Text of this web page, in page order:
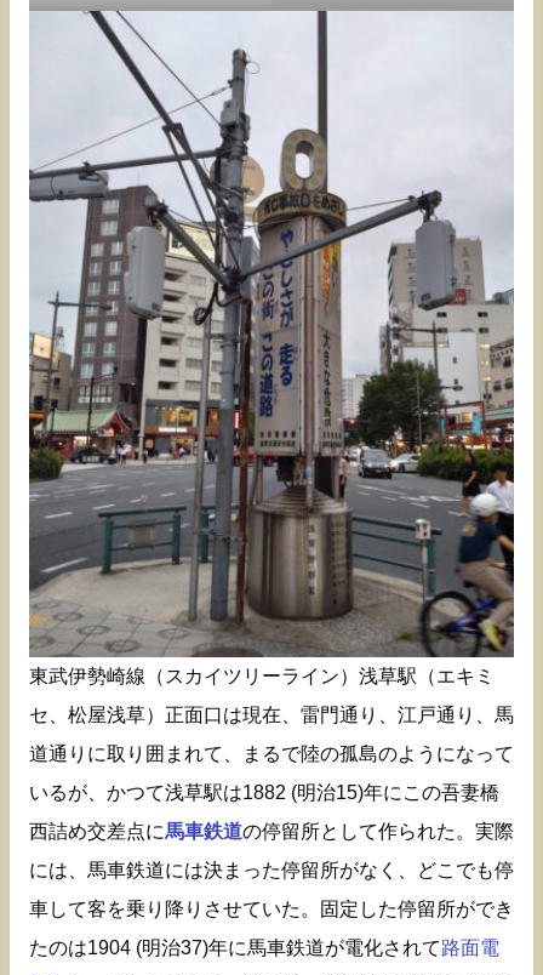
東武伊勢崎線（スカイツリーライン）浅草駅（エキミ
セ、松屋浅草）正面口は現在、雷門通り、江戸通り、馬
道通りに取り囲まれて、まるで陸の孤島のようになって
いるが、かつて浅草駅は1882 (明治15)年にこの吾妻橋
西詰め交差点に馬車鉄道の停留所として作られた。実際
には、馬車鉄道には決まった停留所がなく、どこでも停
車して客を乗り降りさせていた。固定した停留所ができ
たのは1904 (明治37)年に馬車鉄道が電化されて路面電